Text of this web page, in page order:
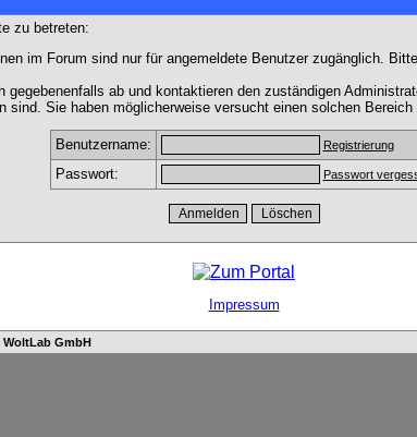
zu betreten:
im Forum sind nur für angemeldete Benutzer zugänglich.
ab und kontaktieren den zuständigen
Sie haben möglicherweise versucht einen solchen Bereich
Benutzername: Registrierung
Passwort: Passwort
Impressum
WoltLab GmbH